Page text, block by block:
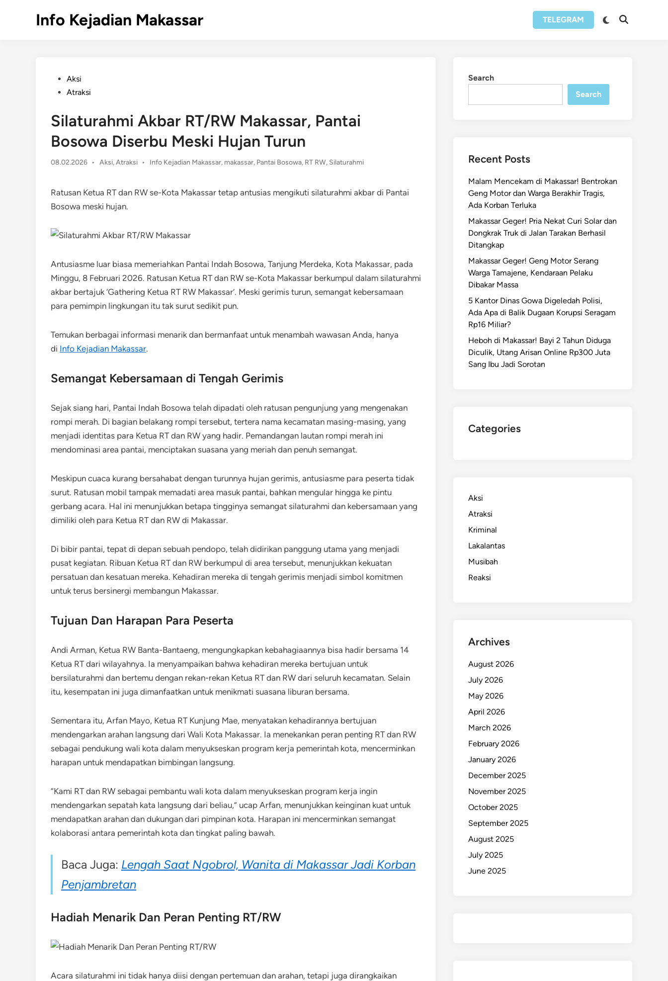
Info Kejadian Makassar TELEGRAM
Switch
Open
PostedAksi
Atraksi
Silaturahmi Akbar RT/RW Makassar, Pantai
Bosowa Diserbu Meski Hujan Turun
08.02.2026 •
Posted
Aksi,Atraksi • Info Kejadian Makassar, makassar, Pantai Bosowa, RT RW, Silaturahmi
Ratusan Ketua RT dan RW se-Kota Makassar tetap antusias mengikuti silaturahmi akbar di Pantai
Bosowa meski hujan.
Antusiasme luar biasa memeriahkan Pantai Indah Bosowa, Tanjung Merdeka, Kota Makassar, pada
Minggu, 8 Februari 2026. Ratusan Ketua RT dan RW se-Kota Makassar berkumpul dalam silaturahmi
akbar bertajuk ‘Gathering Ketua RT RW Makassar’. Meski gerimis turun, semangat kebersamaan
para pemimpin lingkungan itu tak surut sedikit pun.
Temukan berbagai informasi menarik dan bermanfaat untuk menambah wawasan Anda, hanya
di Info Kejadian Makassar.
Semangat Kebersamaan di Tengah Gerimis
Sejak siang hari, Pantai Indah Bosowa telah dipadati oleh ratusan pengunjung yang mengenakan
rompi merah. Di bagian belakang rompi tersebut, tertera nama kecamatan masing-masing, yang
menjadi identitas para Ketua RT dan RW yang hadir. Pemandangan lautan rompi merah ini
mendominasi area pantai, menciptakan suasana yang meriah dan penuh semangat.
Meskipun cuaca kurang bersahabat dengan turunnya hujan gerimis, antusiasme para peserta tidak
surut. Ratusan mobil tampak memadati area masuk pantai, bahkan mengular hingga ke pintu
gerbang acara. Hal ini menunjukkan betapa tingginya semangat silaturahmi dan kebersamaan yang
dimiliki oleh para Ketua RT dan RW di Makassar.
Di bibir pantai, tepat di depan sebuah pendopo, telah didirikan panggung utama yang menjadi
pusat kegiatan. Ribuan Ketua RT dan RW berkumpul di area tersebut, menunjukkan kekuatan
persatuan dan kesatuan mereka. Kehadiran mereka di tengah gerimis menjadi simbol komitmen
untuk terus bersinergi membangun Makassar.
Tujuan Dan Harapan Para Peserta
Andi Arman, Ketua RW Banta-Bantaeng, mengungkapkan kebahagiaannya bisa hadir bersama 14
Ketua RT dari wilayahnya. Ia menyampaikan bahwa kehadiran mereka bertujuan untuk
bersilaturahmi dan bertemu dengan rekan-rekan Ketua RT dan RW dari seluruh kecamatan. Selain
itu, kesempatan ini juga dimanfaatkan untuk menikmati suasana liburan bersama.
Sementara itu, Arfan Mayo, Ketua RT Kunjung Mae, menyatakan kehadirannya bertujuan
mendengarkan arahan langsung dari Wali Kota Makassar. Ia menekankan peran penting RT dan RW
sebagai pendukung wali kota dalam menyukseskan program kerja pemerintah kota, mencerminkan
harapan untuk mendapatkan bimbingan langsung.
“Kami RT dan RW sebagai pembantu wali kota dalam menyukseskan program kerja ingin
mendengarkan sepatah kata langsung dari beliau,” ucap Arfan, menunjukkan keinginan kuat untuk
mendapatkan arahan dan dukungan dari pimpinan kota. Harapan ini mencerminkan semangat
kolaborasi antara pemerintah kota dan tingkat paling bawah.
Baca Juga: Lengah Saat Ngobrol, Wanita di Makassar Jadi Korban
Penjambretan
Hadiah Menarik Dan Peran Penting RT/RW
Acara silaturahmi ini tidak hanya diisi dengan pertemuan dan arahan, tetapi juga dirangkaikan
Search
Search
Recent Posts
Malam Mencekam di Makassar! Bentrokan
Geng Motor dan Warga Berakhir Tragis,
Ada Korban Terluka
Makassar Geger! Pria Nekat Curi Solar dan
Dongkrak Truk di Jalan Tarakan Berhasil
Ditangkap
Makassar Geger! Geng Motor Serang
Warga Tamajene, Kendaraan Pelaku
Dibakar Massa
5 Kantor Dinas Gowa Digeledah Polisi,
Ada Apa di Balik Dugaan Korupsi Seragam
Rp16 Miliar?
Heboh di Makassar! Bayi 2 Tahun Diduga
Diculik, Utang Arisan Online Rp300 Juta
Sang Ibu Jadi Sorotan
Categories
Aksi
Atraksi
Kriminal
Lakalantas
Musibah
Reaksi
Archives
August 2026
July 2026
May 2026
April 2026
March 2026
February 2026
January 2026
December 2025
November 2025
October 2025
September 2025
August 2025
July 2025
June 2025